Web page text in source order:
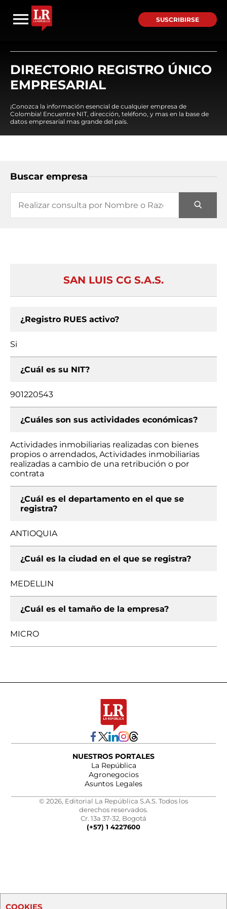
SUSCRIBIRSE
DIRECTORIO REGISTRO ÚNICO
EMPRESARIAL
¡Conozca la información esencial de cualquier empresa de
Colombia! Encuentre NIT, dirección, teléfono, y mas en la base de
datos empresarial mas grande del país.
Buscar empresa
SAN LUIS CG S.A.S.
¿Registro RUES activo?
Si
¿Cuál es su NIT?
901220543
¿Cuáles son sus actividades económicas?
Actividades inmobiliarias realizadas con bienes
propios o arrendados, Actividades inmobiliarias
realizadas a cambio de una retribución o por
contrata
¿Cuál es el departamento en el que se
registra?
ANTIOQUIA
¿Cuál es la ciudad en el que se registra?
MEDELLIN
¿Cuál es el tamaño de la empresa?
MICRO
NUESTROS PORTALES
La República
Agronegocios
Asuntos Legales
© 2026, Editorial La República S.A.S. Todos los
derechos reservados.
Cr. 13a 37-32, Bogotá
(+57) 1 4227600
COOKIES